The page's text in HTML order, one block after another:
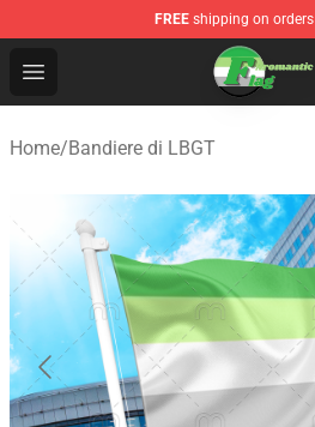
FREE shipping on
Open menu
Aromantic Flag Shop - The
Home/Bandiere di LBGT